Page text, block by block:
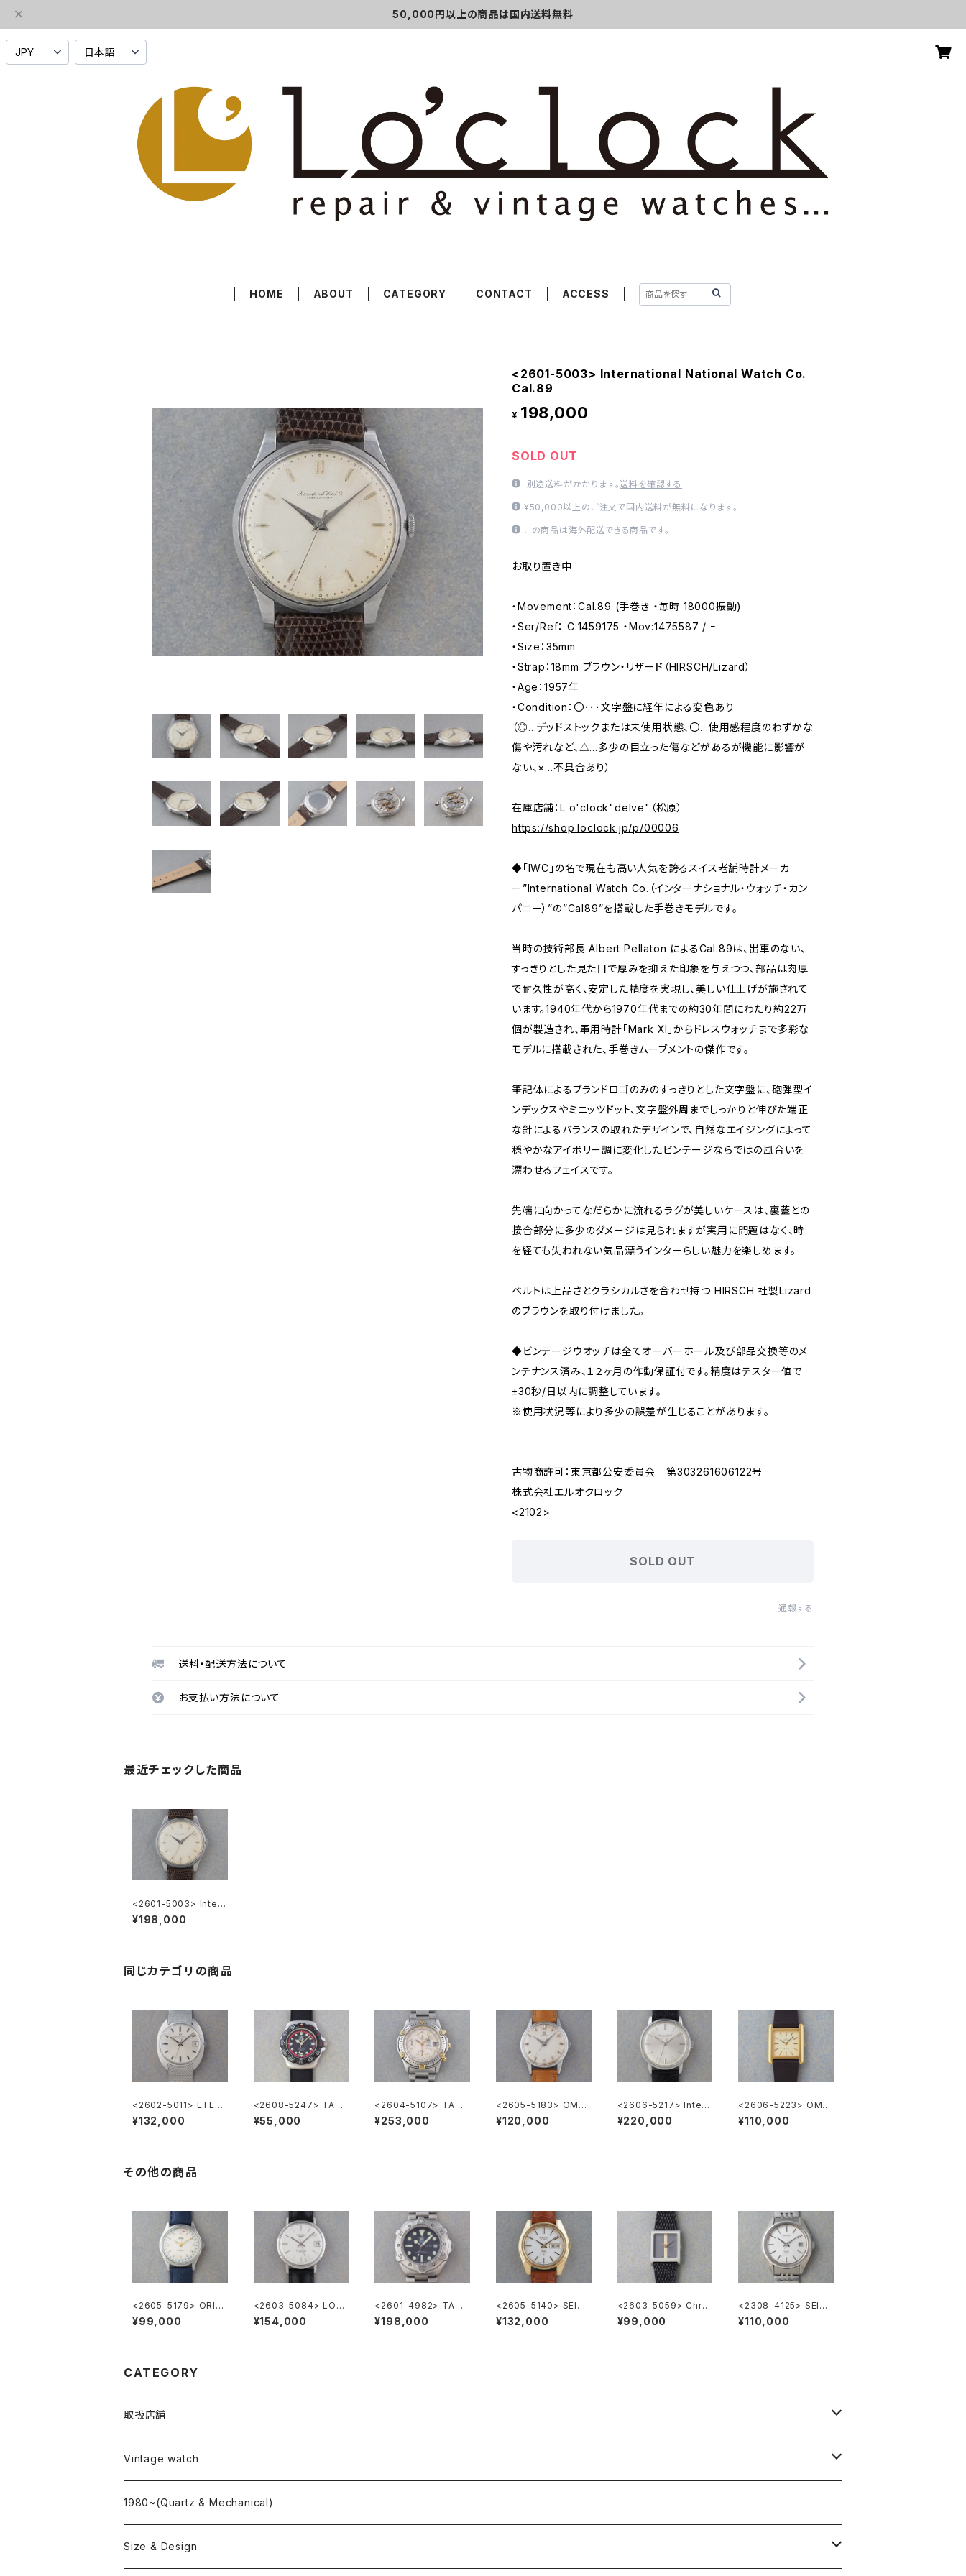
50,000円以上の商品は国内送料無料
HOME ABOUT CATEGORY CONTACT ACCESS
<2601-5003> International National Watch Co.
Cal.89
¥ 198,000
SOLD OUT
別途送料がかかります。送料を確認する
¥50,000以上のご注文で国内送料が無料になります。
この商品は海外配送できる商品です。
お取り置き中
・Movement：Cal.89 (手巻き ・毎時 18000振動)
・Ser/Ref： C:1459175 ・Mov:1475587 / ｰ
・Size：35mm
・Strap：18mm ブラウン・リザード（HIRSCH/Lizard）
・Age：1957年
・Condition：〇･･･文字盤に経年による変色あり
（◎…デッドストックまたは未使用状態、〇…使用感程度のわずかな
傷や汚れなど、△…多少の目立った傷などがあるが機能に影響が
ない、×…不具合あり）
在庫店舗：L o'clock"delve"（松原）
https://shop.loclock.jp/p/00006
◆「IWC」の名で現在も高い人気を誇るスイス老舗時計メーカ
ー”International Watch Co.（インターナショナル・ウォッチ・カン
パニー）”の”Cal89”を搭載した手巻きモデルです。
当時の技術部長 Albert Pellaton によるCal.89は、出車のない、
すっきりとした見た目で厚みを抑えた印象を与えつつ、部品は肉厚
で耐久性が高く、安定した精度を実現し、美しい仕上げが施されて
います。1940年代から1970年代までの約30年間にわたり約22万
個が製造され、軍用時計「Mark XI」からドレスウォッチまで多彩な
モデルに搭載された、手巻きムーブメントの傑作です。
筆記体によるブランドロゴのみのすっきりとした文字盤に、砲弾型イ
ンデックスやミニッツドット、文字盤外周までしっかりと伸びた端正
な針によるバランスの取れたデザインで、自然なエイジングによって
穏やかなアイボリー調に変化したビンテージならではの風合いを
漂わせるフェイスです。
先端に向かってなだらかに流れるラグが美しいケースは、裏蓋との
接合部分に多少のダメージは見られますが実用に問題はなく、時
を経ても失われない気品漂うインターらしい魅力を楽しめます。
ベルトは上品さとクラシカルさを合わせ持つ HIRSCH 社製Lizard
のブラウンを取り付けました。
◆ビンテージウオッチは全てオーバーホール及び部品交換等のメ
ンテナンス済み、１２ヶ月の作動保証付です。精度はテスター値で
±30秒/日以内に調整しています。
※使用状況等により多少の誤差が生じることがあります。
古物商許可：東京都公安委員会 第303261606122号
株式会社エルオクロック
<2102>
SOLD OUT
通報する
送料・配送方法について
お支払い方法について
最近チェックした商品
<2601-5003> Intern
ational National Wat
ch Co. Cal.89
¥198,000
同じカテゴリの商品
<2602-5011> ETER
NA MATIC 3003
¥132,000
<2608-5247> TAG
HEUER FORMULA1
¥55,000
<2604-5107> TAGH
EUER Super 2000 C
hronograph
¥253,000
<2605-5183> OME
GA ”Cal.285"
¥120,000
<2606-5217> Intern
ational National Co.
"TURLER"
¥220,000
<2606-5223> OME
GA DE VILLE
¥110,000
その他の商品
<2605-5179> ORIS
Ref.7470 ”POINTER
DATE"
¥99,000
<2603-5084> LON
GINES FlagShip Cal.
345
¥154,000
<2601-4982> TAG
HEUER Super Profe
ssional
¥198,000
<2605-5140> SEIKO
”56KS" KING SEIKO
¥132,000
<2603-5059> Chris
tian Dior
¥99,000
<2308-4125> SEIKO
”56KS" KING SEIKO
¥110,000
CATEGORY
取扱店舗
L o'clock
"delve"
Vintage watch
海外ブランド
OMEGA
国産ブランド
1980~(Quartz & Mechanical)
Size & Design